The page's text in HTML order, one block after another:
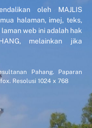
oleh MAJLIS
halaman, imej, teks,
web ini adalah hak
melainkan jika
Pahang. Paparan
Resolusi 1024 x 768